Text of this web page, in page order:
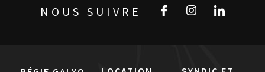
NOUS SUIVRE